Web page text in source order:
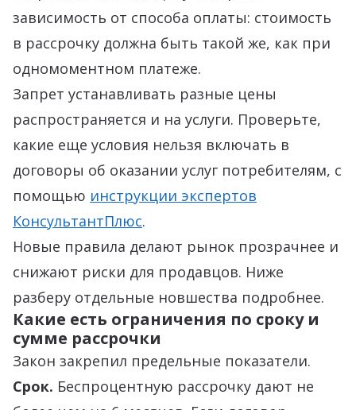
зависимость от способа оплаты: стоимость
в рассрочку должна быть такой же, как при
одномоментном платеже.
Запрет устанавливать разные цены
распространяется и на услуги. Проверьте,
какие еще условия нельзя включать в
договоры об оказании услуг потребителям, с
помощью инструкции экспертов
КонсультантПлюс.
Новые правила делают рынок прозрачнее и
снижают риски для продавцов. Ниже
разберу отдельные новшества подробнее.
Какие есть ограничения по сроку и
сумме рассрочки
Закон закрепил предельные показатели.
Срок. Беспроцентную рассрочку дают не